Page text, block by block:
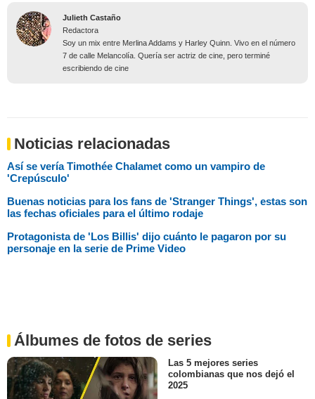
Julieth Castaño
Redactora
Soy un mix entre Merlina Addams y Harley Quinn. Vivo en el número
7 de calle Melancolía. Quería ser actriz de cine, pero terminé
escribiendo de cine
Noticias relacionadas
Así se vería Timothée Chalamet como un vampiro de
'Crepúsculo'
Buenas noticias para los fans de 'Stranger Things', estas son
las fechas oficiales para el último rodaje
Protagonista de 'Los Billis' dijo cuánto le pagaron por su
personaje en la serie de Prime Video
Álbumes de fotos de series
Las 5 mejores series
colombianas que nos dejó el
2025